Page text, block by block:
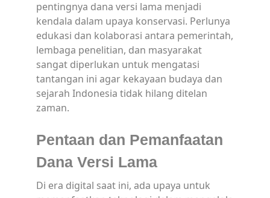
pentingnya dana versi lama menjadi
kendala dalam upaya konservasi. Perlunya
edukasi dan kolaborasi antara pemerintah,
lembaga penelitian, dan masyarakat
sangat diperlukan untuk mengatasi
tantangan ini agar kekayaan budaya dan
sejarah Indonesia tidak hilang ditelan
zaman.
Pentaan dan Pemanfaatan
Dana Versi Lama
Di era digital saat ini, ada upaya untuk